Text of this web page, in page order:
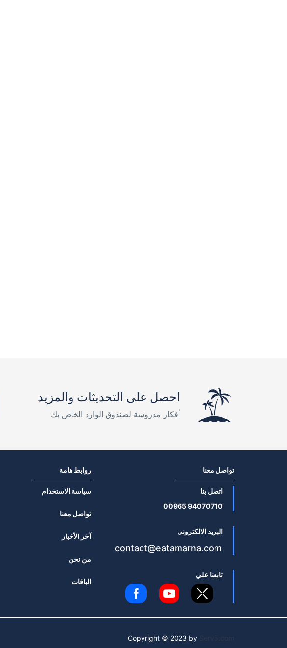
احصل على التحديثات والمزيد
أفكار مدروسة لصندوق الوارد الخاص بك
تواصل معنا
اتصل بنا
94070710 00965
البريد الالكترونى
contact@eatamarna.com
تابعنا علي
روابط هامة
سياسة الاستخدام
تواصل معنا
آخر الأخبار
من نحن
الباقات
Copyright © 2023 by